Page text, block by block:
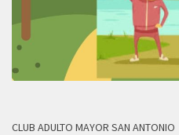
CLUB ADULTO MAYOR SAN ANTONIO